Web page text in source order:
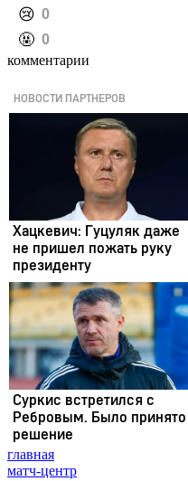
️😢 0
️🤬 0
комментарии
главная
матч-центр